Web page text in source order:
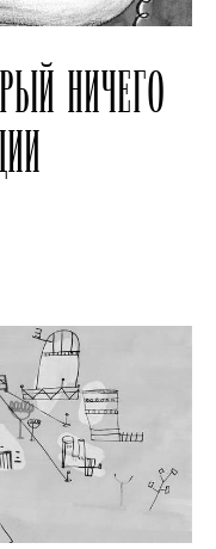
НИЧЕГО